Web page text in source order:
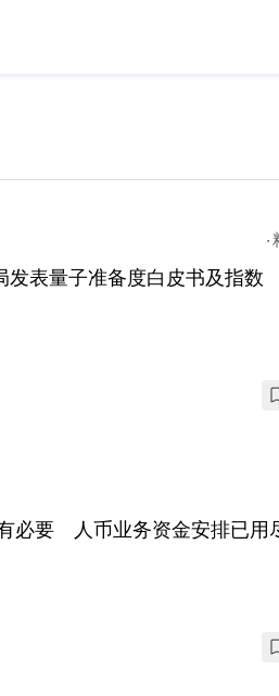
表量子准备度白皮书及指数
必要 人币业务资金安排已用